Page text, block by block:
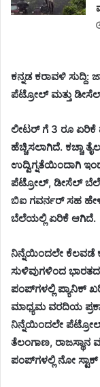
ಕನ್ನಡ ಕರಾವಳಿ
ಪೆಟ್ರೋಲ್ ಮತ್ತು
ಲೀಟರ್ ಗೆ 3 ರೂ ಏರಿಕೆ
ಹೆಚ್ಚಿಸಲಾಗಿದೆ. ಕಚ್ಚಾ
ಉದ್ವಿಗ್ನತೆಯಿಂದಾಗಿ
ಪೆಟ್ರೋಲ್, ಡೀಸೆಲ್
ಬಿಐ ಗವರ್ನರ್ ಸಹ
ಬೆಲೆಯಲ್ಲಿ ಏರಿಕೆ ಆಗಿದೆ.
ನಿನ್ನೆಯಿಂದಲೇ ಕೆಲವಡೆ
ಸುಳಿವುಗಳಿಂದ
ಪಂಪ್‌ಗಳಲ್ಲಿ ಪ್ಯಾನಿಕ್
ಮಾಧ್ಯಮ ವರದಿಯ
ನಿನ್ನೆಯಿಂದಲೇ ಪೆಟ್ರೋಲ್
ತೆಲಂಗಾಣ, ರಾಜಸ್ಥಾನ
ಪಂಪ್‌ಗಳಲ್ಲಿ ನೋ